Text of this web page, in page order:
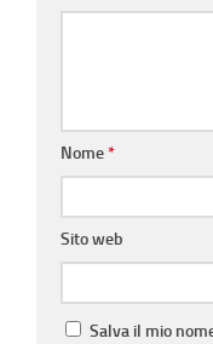
Nome*
Sito web
Salva il mio